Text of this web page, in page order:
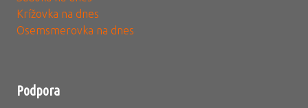
Krížovka na dnes
Osemsmerovka na dnes
Podpora